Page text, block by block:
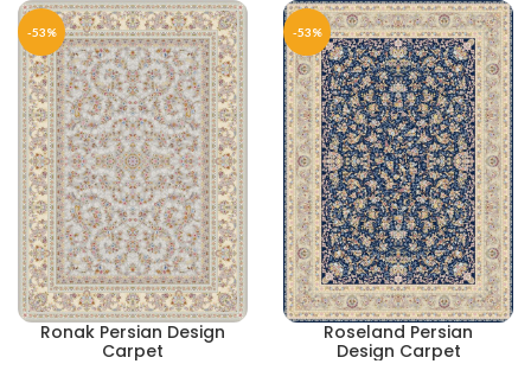
-53%
Ronak Persian Design
Carpet
-53%
Roseland Persian
Design Carpet